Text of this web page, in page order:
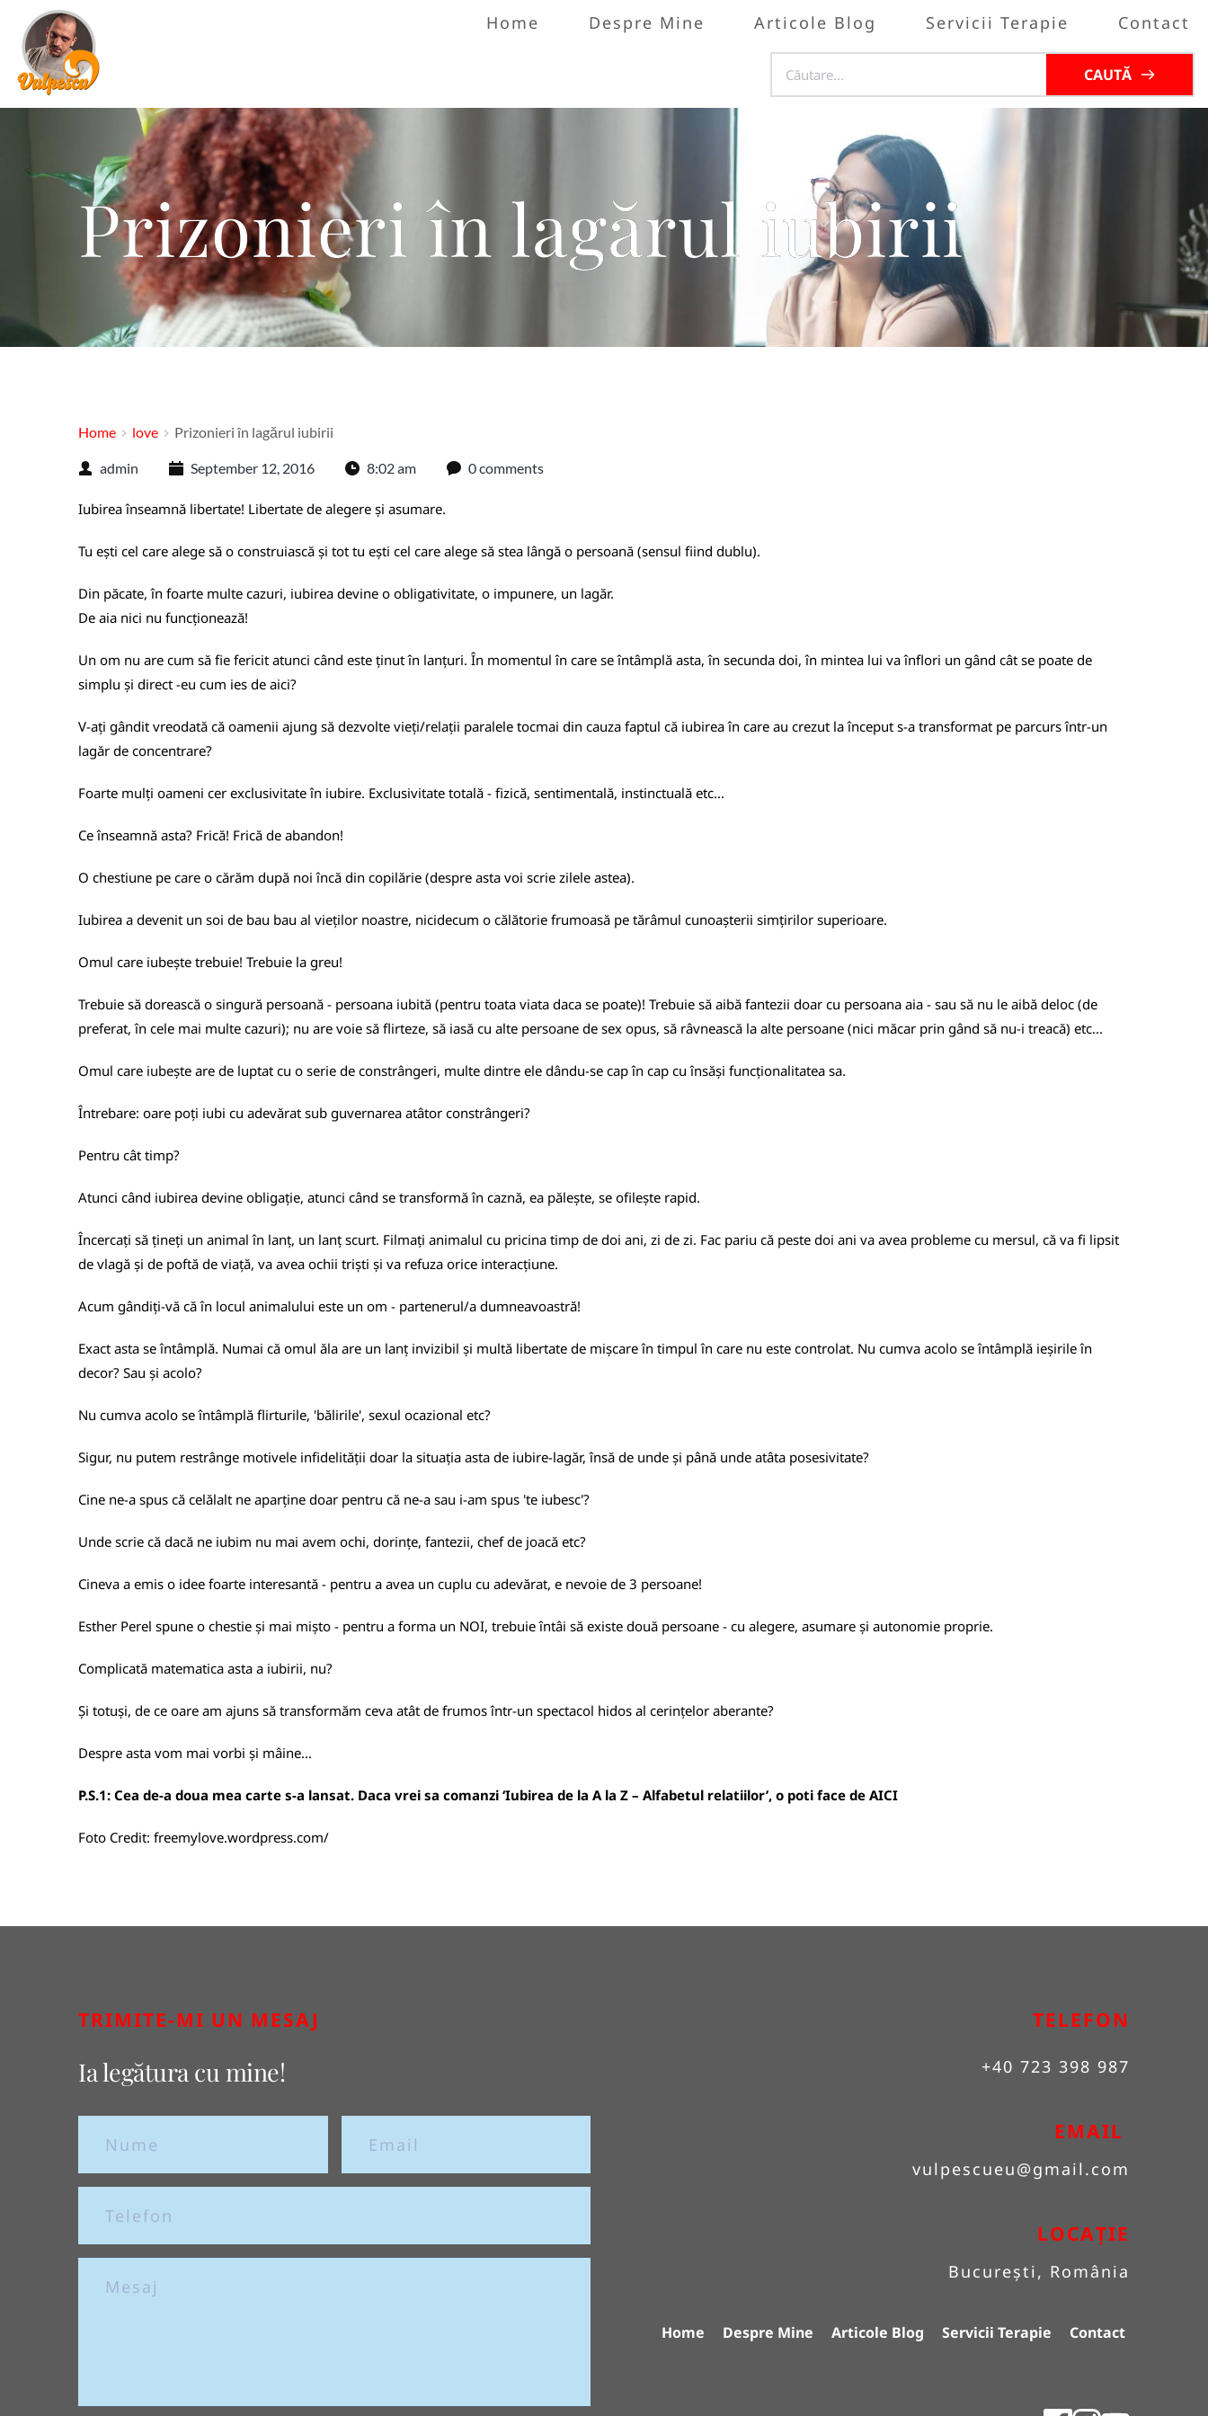
Home Despre Mine Articole Blog Servicii Terapie Contact
CAUTĂ
Prizonieri în lagărul iubirii
Home love Prizonieri în lagărul iubirii
admin September 12, 2016 8:02 am 0 comments
Iubirea înseamnă libertate! Libertate de alegere și asumare.
Tu ești cel care alege să o construiască și tot tu ești cel care alege să stea lângă o persoană (sensul fiind dublu).
Din păcate, în foarte multe cazuri, iubirea devine o obligativitate, o impunere, un lagăr.
De aia nici nu funcționează!
Un om nu are cum să fie fericit atunci când este ținut în lanțuri. În momentul în care se întâmplă asta, în secunda doi, în mintea lui va înflori un gând cât se poate de
simplu și direct -eu cum ies de aici?
V-ați gândit vreodată că oamenii ajung să dezvolte vieți/relații paralele tocmai din cauza faptul că iubirea în care au crezut la început s-a transformat pe parcurs într-un
lagăr de concentrare?
Foarte mulți oameni cer exclusivitate în iubire. Exclusivitate totală - fizică, sentimentală, instinctuală etc...
Ce înseamnă asta? Frică! Frică de abandon!
O chestiune pe care o cărăm după noi încă din copilărie (despre asta voi scrie zilele astea).
Iubirea a devenit un soi de bau bau al vieților noastre, nicidecum o călătorie frumoasă pe tărâmul cunoașterii simțirilor superioare.
Omul care iubește trebuie! Trebuie la greu!
Trebuie să dorească o singură persoană - persoana iubită (pentru toata viata daca se poate)! Trebuie să aibă fantezii doar cu persoana aia - sau să nu le aibă deloc (de
preferat, în cele mai multe cazuri); nu are voie să flirteze, să iasă cu alte persoane de sex opus, să râvnească la alte persoane (nici măcar prin gând să nu-i treacă) etc...
Omul care iubește are de luptat cu o serie de constrângeri, multe dintre ele dându-se cap în cap cu însăși funcționalitatea sa.
Întrebare: oare poți iubi cu adevărat sub guvernarea atâtor constrângeri?
Pentru cât timp?
Atunci când iubirea devine obligație, atunci când se transformă în caznă, ea pălește, se ofilește rapid.
Încercați să țineți un animal în lanț, un lanț scurt. Filmați animalul cu pricina timp de doi ani, zi de zi. Fac pariu că peste doi ani va avea probleme cu mersul, că va fi lipsit
de vlagă și de poftă de viață, va avea ochii triști și va refuza orice interacțiune.
Acum gândiți-vă că în locul animalului este un om - partenerul/a dumneavoastră!
Exact asta se întâmplă. Numai că omul ăla are un lanț invizibil și multă libertate de mișcare în timpul în care nu este controlat. Nu cumva acolo se întâmplă ieșirile în
decor? Sau și acolo?
Nu cumva acolo se întâmplă flirturile, 'bălirile', sexul ocazional etc?
Sigur, nu putem restrânge motivele infidelității doar la situația asta de iubire-lagăr, însă de unde și până unde atâta posesivitate?
Cine ne-a spus că celălalt ne aparține doar pentru că ne-a sau i-am spus 'te iubesc'?
Unde scrie că dacă ne iubim nu mai avem ochi, dorințe, fantezii, chef de joacă etc?
Cineva a emis o idee foarte interesantă - pentru a avea un cuplu cu adevărat, e nevoie de 3 persoane!
Esther Perel spune o chestie și mai mișto - pentru a forma un NOI, trebuie întâi să existe două persoane - cu alegere, asumare și autonomie proprie.
Complicată matematica asta a iubirii, nu?
Și totuși, de ce oare am ajuns să transformăm ceva atât de frumos într-un spectacol hidos al cerințelor aberante?
Despre asta vom mai vorbi și mâine...
P.S.1: Cea de-a doua mea carte s-a lansat. Daca vrei sa comanzi ‘Iubirea de la A la Z – Alfabetul relatiilor’, o poti face de AICI
Foto Credit: freemylove.wordpress.com/
TRIMITE-MI UN MESAJ
Ia legătura cu mine!
TELEFON
+40 723 398 987
EMAIL
vulpescueu@gmail.com
LOCAȚIE
București, România
Home Despre Mine Articole Blog Servicii Terapie Contact